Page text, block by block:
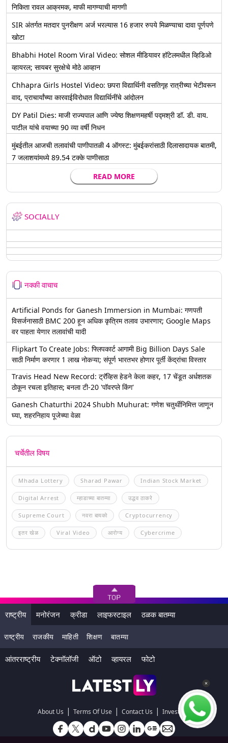
निकिता रावल आक्रमक, माफी मागण्याची मागणी
SIR अंतर्गत मतदार पुनरीक्षण अर्ज भरल्यास 16 हजार रुपये मिळण्याचा दावा पूर्णपणे
खोटा
Bhabhi Hotel Room Viral Video: सोशल मीडियावर हॉटेलमधील व्हिडिओ
व्हायरल; सायबर सुरक्षेचे मोठे आव्हान
Chhapra Girls Hostel Video: छपरा विद्यार्थिनी वसतिगृह रात्रीच्या भेटीवरून
वाद, प्राचार्यांच्या कारवाईविरोधात विद्यार्थिनींचे आंदोलन
DY Patil Dies: माजी राज्यपाल आणि ज्येष्ठ शिक्षणमहर्षी पद्मश्री डॉ. डी. वाय.
पाटील यांचे वयाच्या 90 व्या वर्षी निधन
मुंबईतील आजची तलावांची पाणीपातळी 4 ऑगस्ट: मुंबईकरांसाठी दिलासादायक बातमी,
7 जलाशयांमध्ये 89.54 टक्के पाणीसाठा
READ MORE
SOCIALLY
नक्की वाचाच
Artificial Ponds for Ganesh Immersion in Mumbai: गणपती
विसर्जनासाठी BMC 200 हून अधिक कृत्रिम तलाव उभारणार; Google Maps
वर पाहता येणार तलावांची यादी
Flipkart To Create Jobs: फ्लिपकार्ट आगामी Big Billion Days Sale
साठी निर्माण करणार 1 लाख नोकऱ्या; संपूर्ण भारतभर होणार पूर्ती केंद्रांचा विस्तार
Travis Head New Record: ट्रॅव्हिस हेडने केला कहर, 17 चेंडूत अर्धशतक
ठोकून रचला इतिहास; बनला टी-20 'पॉवरप्ले किंग'
Ganesh Chaturthi 2024 Shubh Muhurat: गणेश चतुर्थीनिमित्त जाणून
घ्या, शहरनिहाय पूजेच्या वेळा
चर्चेतील विषय
Mhada Lottery Sharad Pawar Indian Stock Market
Digital Arrest म्हाडाच्या बातम्या उद्धव ठाकरे
Supreme Court नवरा बायको Cryptocurrency
इतर खेळ Viral Video आरोग्य Cybercrime
राष्ट्रीय मनोरंजन क्रीडा लाइफस्टाइल ठळक बातम्या
राष्ट्रीय राजकीय माहिती शिक्षण बातम्या
आंतरराष्ट्रीय टेक्नॉलॉजी ऑटो व्हायरल फोटो
About Us | Terms Of Use | Contact Us | Investors